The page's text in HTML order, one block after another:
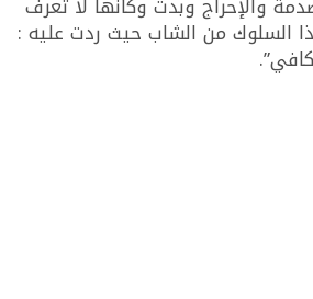
والإحراج وبدت وكأنها لا تعرف
السلوك من الشاب حيث ردت عليه :